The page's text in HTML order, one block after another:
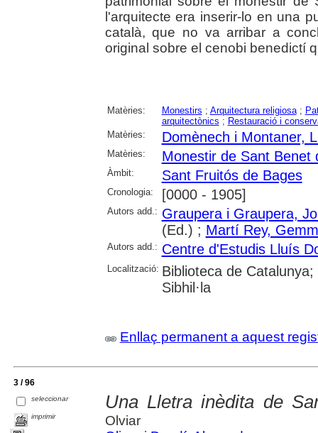
l'arquitecte era inserir-lo en una
català, que no va arribar a
original sobre el cenobi benedictí
Matèries: Monestirs ; Arquitectura religiosa;
arquitectònics ; Restauració i
Matèries:
Domènech i Montaner,
Matèries: Monestir de Sant Benet
Àmbit: Sant Fruitós de Bages
Cronologia: [0000 - 1905]
Autors add.: Graupera i Graupera,
(Ed.) ; Martí Rey,
Autors add.: Centre d'Estudis Lluís
Localització: Biblioteca de
Sibhil·la
Enllaç permanent a aquest
3 / 96
seleccionar
imprimir
Una Lletra inèdita de
Olviar